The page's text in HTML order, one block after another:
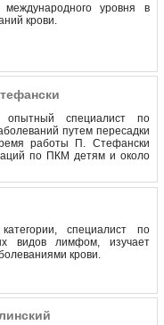
международного уровня в
крови.
опытный специалист по
путем пересадки
работы П. Стефански
по ПКМ детям и около
специалист по
видов лимфом, изучает
крови.